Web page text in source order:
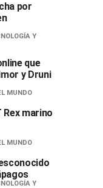
por
Y
que
y Druni
MUNDO
Rex marino
MUNDO
Y